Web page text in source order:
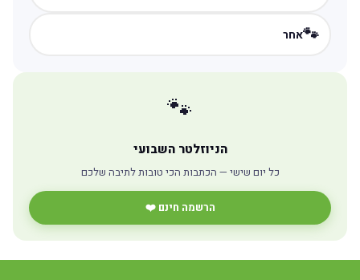
🐾אחר
🐾
הניוזלטר השבועי
כל יום שישי — הכתבות הכי טובות לתיבה שלכם
הרשמה חינם ❤️